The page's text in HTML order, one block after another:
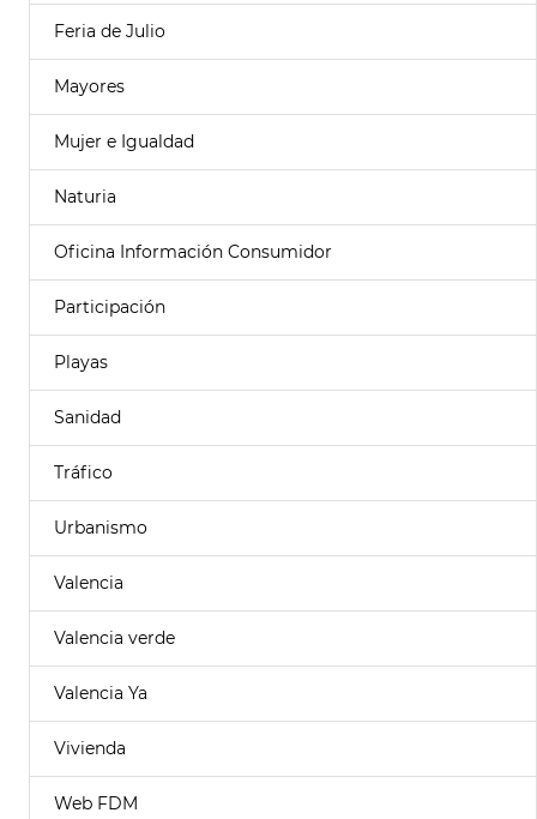
Feria de Julio
Mayores
Mujer e Igualdad
Naturia
Oficina Información Consumidor
Participación
Playas
Sanidad
Tráfico
Urbanismo
Valencia
Valencia verde
Valencia Ya
Vivienda
Web FDM